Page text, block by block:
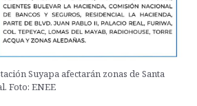
Suyapa afectarán zonas de Santa
Foto: ENEE